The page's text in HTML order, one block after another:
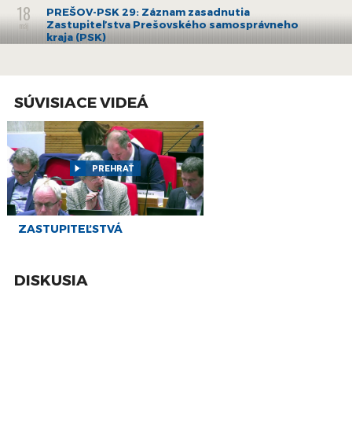
18
máj
PREŠOV-PSK 29: Záznam zasadnutia
Zastupiteľstva Prešovského samosprávneho
kraja (PSK)
Zastupiteľstva Prešovského samosprávneho
9
feb
PREŠOV-PSK 27: Záznam zasadnutia
Zastupiteľstva Prešovského samosprávneho
kraja (PSK)
8
dec
PREŠOV-PSK 26: Záznam zasadnutia
Zastupiteľstva Prešovského samosprávneho
kraja (PSK)
18
PREŠOV-PSK 25: Záznam zasadnutia
13
PREŠOV-PSK 24: Záznam zasadnutia
SÚVISIACE VIDEÁ
PREHRAŤ
ZASTUPITEĽSTVÁ
DISKUSIA